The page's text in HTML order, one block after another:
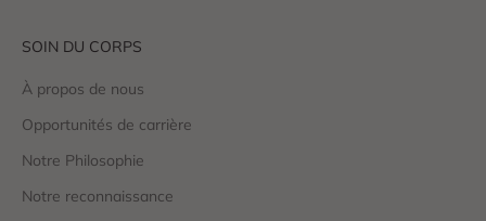
SOIN DU CORPS
À propos de nous
Opportunités de carrière
Notre Philosophie
Notre reconnaissance